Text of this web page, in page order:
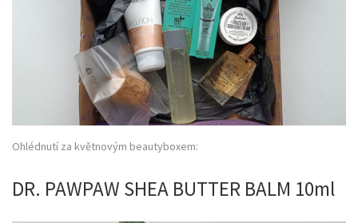
Ohlédnutí za květnovým beautyboxem:
DR. PAWPAW SHEA BUTTER BALM 10ml